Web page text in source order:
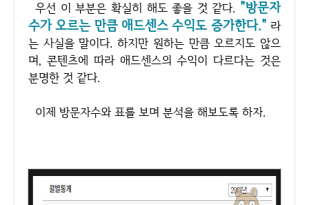
우선 이 부분은 확실히 해도 좋을 것 같다. "방문자
수가 오르는 만큼 애드센스 수익도 증가한다." 라
는 사실을 말이다. 하지만 원하는 만큼 오르지도 않으
며, 콘텐츠에 따라 애드센스의 수익이 다르다는 것은
분명한 것 같다.
이제 방문자수와 표를 보며 분석을 해보도록 하자.